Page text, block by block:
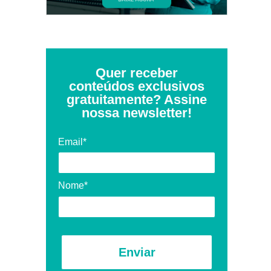
Quer receber
conteúdos exclusivos
gratuitamente? Assine
nossa newsletter!
Email*
Nome*
Enviar